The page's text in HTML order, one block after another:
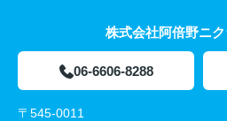
株式会社阿倍野ニ
06-6606-8288
〒545-0011